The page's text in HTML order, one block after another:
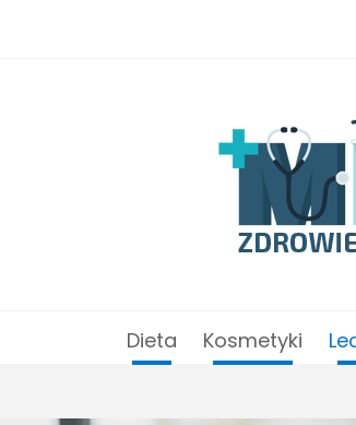
Dieta Kosmetyki